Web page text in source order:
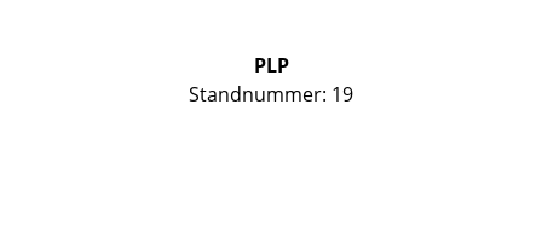
PLP
Standnummer: 19